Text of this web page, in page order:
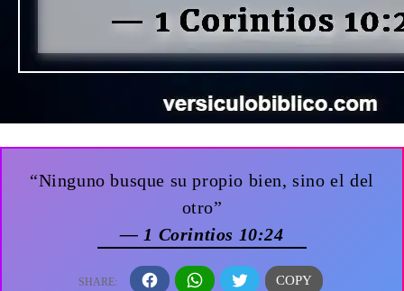
“Ninguno busque su propio bien, sino el del
otro”
— 1 Corintios 10:24